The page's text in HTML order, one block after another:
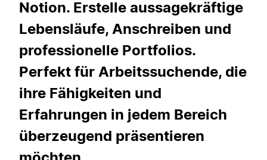
Notion. Erstelle aussagekräftige
Lebensläufe, Anschreiben und
professionelle Portfolios.
Perfekt für Arbeitssuchende, die
ihre Fähigkeiten und
Erfahrungen in jedem Bereich
überzeugend präsentieren